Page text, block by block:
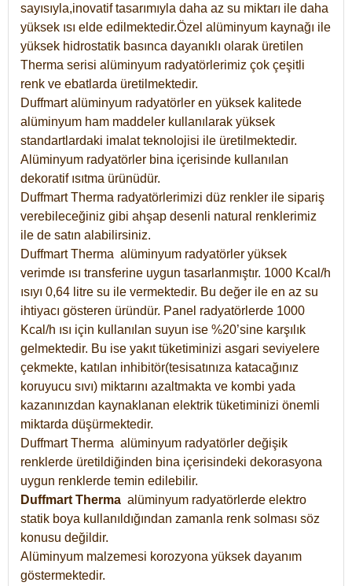
sayısıyla,inovatif tasarımıyla daha az su miktarı ile daha
yüksek ısı elde edilmektedir.Özel alüminyum kaynağı ile
yüksek hidrostatik basınca dayanıklı olarak üretilen
Therma serisi alüminyum radyatörlerimiz çok çeşitli
renk ve ebatlarda üretilmektedir.
Duffmart alüminyum radyatörler en yüksek kalitede
alüminyum ham maddeler kullanılarak yüksek
standartlardaki imalat teknolojisi ile üretilmektedir.
Alüminyum radyatörler bina içerisinde kullanılan
dekoratif ısıtma ürünüdür.
Duffmart Therma radyatörlerimizi düz renkler ile sipariş
verebileceğiniz gibi ahşap desenli natural renklerimiz
ile de satın alabilirsiniz.
Duffmart Therma alüminyum radyatörler yüksek
verimde ısı transferine uygun tasarlanmıştır. 1000 Kcal/h
ısıyı 0,64 litre su ile vermektedir. Bu değer ile en az su
ihtiyacı gösteren üründür. Panel radyatörlerde 1000
Kcal/h ısı için kullanılan suyun ise %20’sine karşılık
gelmektedir. Bu ise yakıt tüketiminizi asgari seviyelere
çekmekte, katılan inhibitör(tesisatınıza katacağınız
koruyucu sıvı) miktarını azaltmakta ve kombi yada
kazanınızdan kaynaklanan elektrik tüketiminizi önemli
miktarda düşürmektedir.
Duffmart Therma alüminyum radyatörler değişik
renklerde üretildiğinden bina içerisindeki dekorasyona
uygun renklerde temin edilebilir.
Duffmart Therma alüminyum radyatörlerde elektro
statik boya kullanıldığından zamanla renk solması söz
konusu değildir.
Alüminyum malzemesi korozyona yüksek dayanım
göstermektedir.